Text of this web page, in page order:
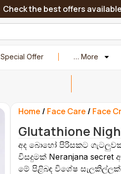
Check the best offers
Special Offer … More
Home / Face Care / Face
Glutathione
අද බොහෝ පිරිසකට
විසදුමක් Neranjana
මේ පිළිබඳ විශේෂ